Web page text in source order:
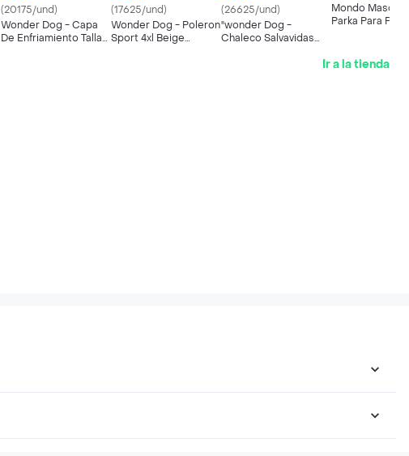
(20175/und)
Wonder Dog - Capa
De Enfriamiento Talla
(17625/und)
Wonder Dog - Poleron
Sport 4xl Beige
(26625/und)
"wonder Dog -
Chaleco Salvavidas
Mondo
Parka Para
Ir a la tienda